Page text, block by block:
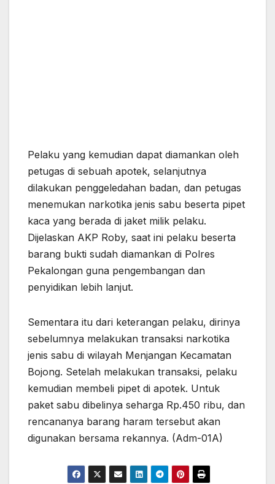
Pelaku yang kemudian dapat diamankan oleh
petugas di sebuah apotek, selanjutnya
dilakukan penggeledahan badan, dan petugas
menemukan narkotika jenis sabu beserta pipet
kaca yang berada di jaket milik pelaku.
Dijelaskan AKP Roby, saat ini pelaku beserta
barang bukti sudah diamankan di Polres
Pekalongan guna pengembangan dan
penyidikan lebih lanjut.
Sementara itu dari keterangan pelaku, dirinya
sebelumnya melakukan transaksi narkotika
jenis sabu di wilayah Menjangan Kecamatan
Bojong. Setelah melakukan transaksi, pelaku
kemudian membeli pipet di apotek. Untuk
paket sabu dibelinya seharga Rp.450 ribu, dan
rencananya barang haram tersebut akan
digunakan bersama rekannya. (Adm-01A)